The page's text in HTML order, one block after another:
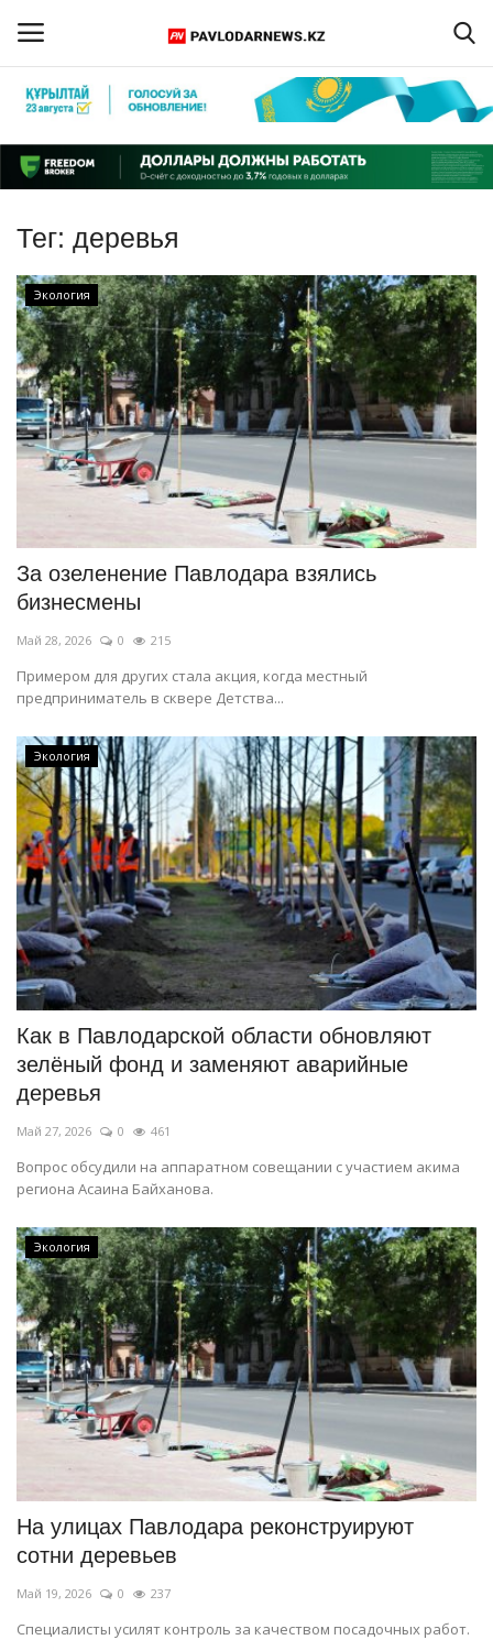
Регистрация
Главная
Обратная связь
ПАВЛОДАРСКАЯ ОБЛАСТЬ
КАЗАХСТАН
МИР
СПЕЦПРОЕКТЫ
СПОРТ
Чек-лист
РАЗВЛЕЧЕНИЯ
OFFICIAL
Курултай
Язык
Қазақша Русский
Тег: деревья
Экология
За озеленение Павлодара взялись
бизнесмены
Май 28, 2026 0 215
Примером для других стала акция, когда местный
предприниматель в сквере Детства...
Экология
Как в Павлодарской области обновляют
зелёный фонд и заменяют аварийные
деревья
Май 27, 2026 0 461
Вопрос обсудили на аппаратном совещании с участием акима
региона Асаина Байханова.
Экология
На улицах Павлодара реконструируют
сотни деревьев
Май 19, 2026 0 237
Специалисты усилят контроль за качеством посадочных работ.